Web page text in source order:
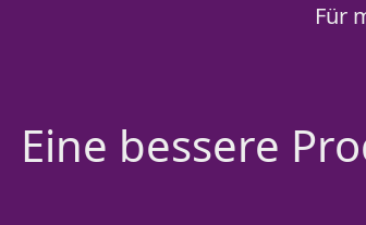
Für
Eine bessere